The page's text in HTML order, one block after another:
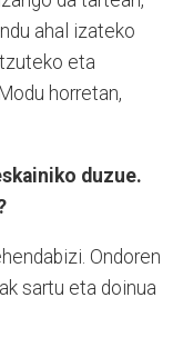
ahal izateko
eta
horretan,
duzue.
Ondoren
sartu eta doinua